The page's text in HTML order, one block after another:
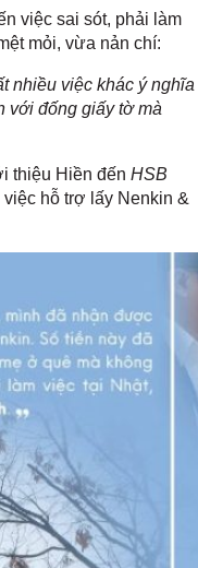
việc sai sót, phải làm
mỏi, vừa nản chí:
nhiều việc khác ý nghĩa
với đống giấy tờ mà
thiệu Hiền đến HSB
hỗ trợ lấy Nenkin &